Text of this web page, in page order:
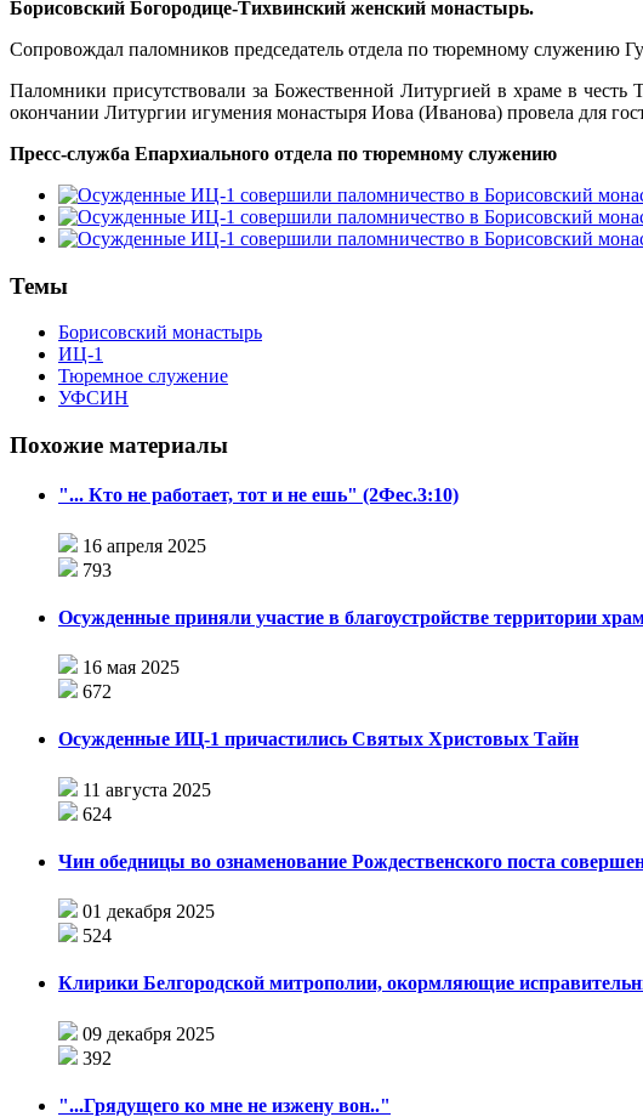
Борисовский Богородице-Тихвинский женский монастырь.
Сопровождал паломников председатель отдела по тюремному
Паломники присутствовали за Божественной Литургией в храме в
окончании Литургии игумения монастыря Иова (Иванова) провела для
Пресс-служба Епархиального отдела по тюремному служению
Темы
Борисовский монастырь
ИЦ-1
Тюремное служение
УФСИН
Похожие материалы
"... Кто не работает, тот и не ешь" (2Фес.3:10)
16 апреля 2025
793
Осужденные приняли участие в благоустройстве территории
16 мая 2025
672
Осужденные ИЦ-1 причастились Святых Христовых Тайн
11 августа 2025
624
Чин обедницы во ознаменование Рождественского поста
01 декабря 2025
524
Клирики Белгородской митрополии, окормляющие
09 декабря 2025
392
"...Грядущего ко мне не изжену вон.."